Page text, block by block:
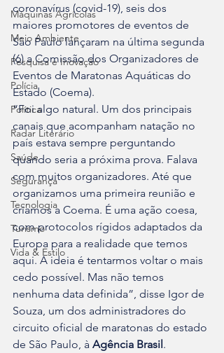
Máquinas Agrícolas
Meio Ambiente
Pesquisa e Inovação
Polícia
Política
Radar Literário
Saúde
Segurança
Tecnologia
Turismo
Vida & Estilo
coronavírus (covid-19), seis dos
maiores promotores de eventos de
São Paulo lançaram na última segunda
(6) a Comissão dos Organizadores de
Eventos de Maratonas Aquáticas do
Estado (Coema).
“Foi algo natural. Um dos principais
canais que acompanham natação no
país estava sempre perguntando
quando seria a próxima prova. Falava
com muitos organizadores. Até que
organizamos uma primeira reunião e
criamos a Coema. É uma ação coesa,
com protocolos rígidos adaptados da
Europa para a realidade que temos
aqui. A ideia é tentarmos voltar o mais
cedo possível. Mas não temos
nenhuma data definida”, disse Igor de
Souza, um dos administradores do
circuito oficial de maratonas do estado
de São Paulo, à Agência Brasil.